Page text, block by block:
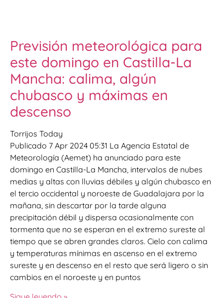
Previsión meteorológica para
este domingo en Castilla-La
Mancha: calima, algún
chubasco y máximas en
descenso
Torrijos Today
Publicado 7 Apr 2024 05:31 La Agencia Estatal de
Meteorología (Aemet) ha anunciado para este
domingo en Castilla-La Mancha, intervalos de nubes
medias y altas con lluvias débiles y algún chubasco en
el tercio occidental y noroeste de Guadalajara por la
mañana, sin descartar por la tarde alguna
precipitación débil y dispersa ocasionalmente con
tormenta que no se esperan en el extremo sureste al
tiempo que se abren grandes claros. Cielo con calima
y temperaturas mínimas en ascenso en el extremo
sureste y en descenso en el resto que será ligero o sin
cambios en el noroeste y en puntos